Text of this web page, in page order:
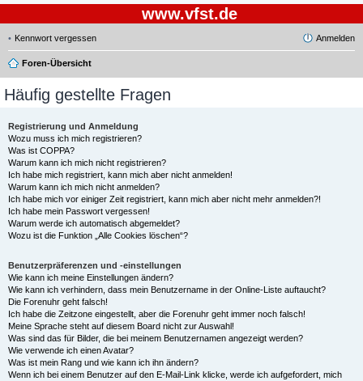
www.vfst.de
Kennwort vergessen Anmelden
Foren-Übersicht
Häufig gestellte Fragen
Registrierung und Anmeldung
Wozu muss ich mich registrieren?
Was ist COPPA?
Warum kann ich mich nicht registrieren?
Ich habe mich registriert, kann mich aber nicht anmelden!
Warum kann ich mich nicht anmelden?
Ich habe mich vor einiger Zeit registriert, kann mich aber nicht mehr anmelden?!
Ich habe mein Passwort vergessen!
Warum werde ich automatisch abgemeldet?
Wozu ist die Funktion „Alle Cookies löschen“?
Benutzerpräferenzen und -einstellungen
Wie kann ich meine Einstellungen ändern?
Wie kann ich verhindern, dass mein Benutzername in der Online-Liste auftaucht?
Die Forenuhr geht falsch!
Ich habe die Zeitzone eingestellt, aber die Forenuhr geht immer noch falsch!
Meine Sprache steht auf diesem Board nicht zur Auswahl!
Was sind das für Bilder, die bei meinem Benutzernamen angezeigt werden?
Wie verwende ich einen Avatar?
Was ist mein Rang und wie kann ich ihn ändern?
Wenn ich bei einem Benutzer auf den E-Mail-Link klicke, werde ich aufgefordert, mich